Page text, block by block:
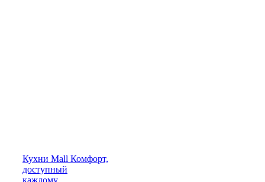
Кухни Mall Комфорт,
доступный
каждому